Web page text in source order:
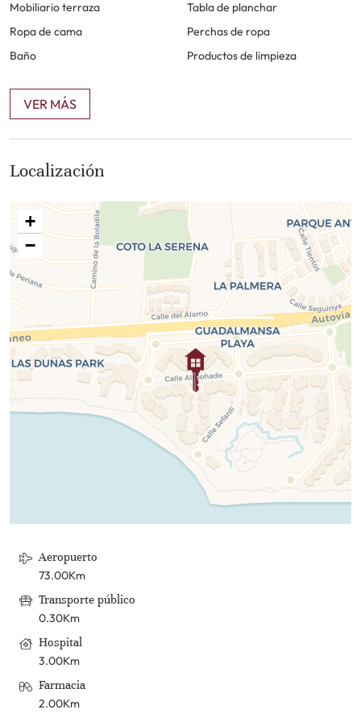
Mobiliario terraza
Ropa de cama
Baño
Tabla de planchar
Perchas de ropa
Productos de limpieza
VER MÁS
Localización
+
−
Aeropuerto
73.00Km
Transporte público
0.30Km
Hospital
3.00Km
Farmacia
2.00Km